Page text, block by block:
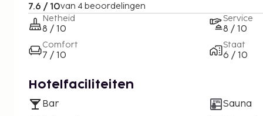
7.6 / 10van 4 beoordelingen
Netheid
8 / 10
Comfort
7 / 10
Service
8 / 10
Staat
6 / 10
Hotelfaciliteiten
Bar
Sauna